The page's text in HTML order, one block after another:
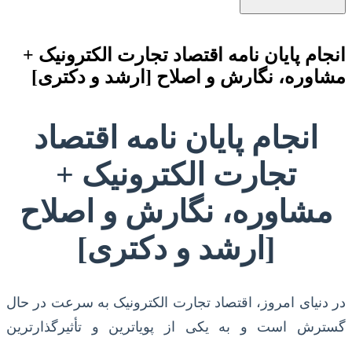
انجام پایان نامه اقتصاد تجارت الکترونیک +
مشاوره، نگارش و اصلاح [ارشد و دکتری]
انجام پایان نامه اقتصاد
تجارت الکترونیک +
مشاوره، نگارش و اصلاح
[ارشد و دکتری]
در دنیای امروز، اقتصاد تجارت الکترونیک به سرعت در حال
گسترش است و به یکی از پویاترین و تأثیرگذارترین